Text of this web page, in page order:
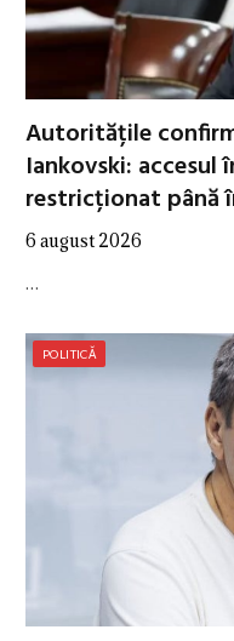
Autoritățile
Iankovski: accesul
restricționat până
6 august 2026
…
POLITICĂ